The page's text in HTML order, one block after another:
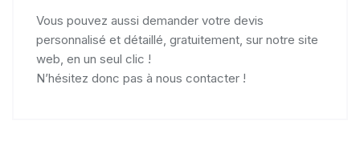
Vous pouvez aussi demander votre devis
personnalisé et détaillé, gratuitement, sur notre site
web, en un seul clic !
N’hésitez donc pas à nous contacter !